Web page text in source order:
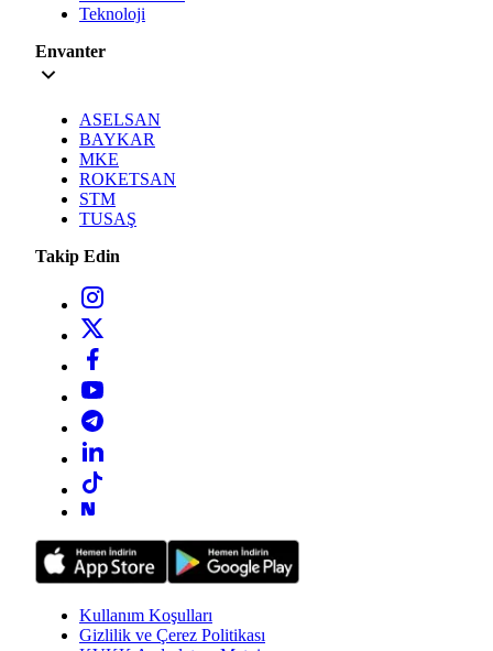
Teknoloji
Envanter
ASELSAN
BAYKAR
MKE
ROKETSAN
STM
TUSAŞ
Takip Edin
Kullanım Koşulları
Gizlilik ve Çerez Politikası